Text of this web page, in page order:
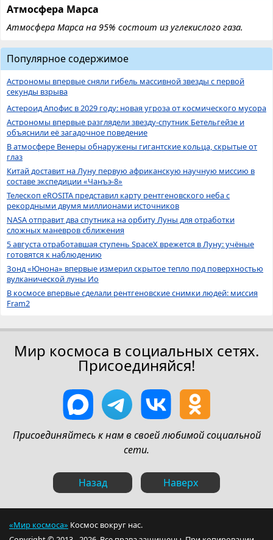
Атмосфера Марса
Атмосфера Марса на 95% состоит из углекислого газа.
Популярное содержимое
Астрономы впервые сняли гибель массивной звезды с первой
секунды взрыва
Астероид Апофис в 2029 году: новая угроза от космического мусора
Астрономы впервые разглядели звезду-спутник Бетельгейзе и
объяснили её загадочное поведение
В атмосфере Венеры обнаружены гигантские кольца, скрытые от
глаз
Китай доставит на Луну первую африканскую научную миссию в
составе экспедиции «Чанъэ-8»
Телескоп eROSITA представил карту рентгеновского неба с
рекордными двумя миллионами источников
NASA отправит два спутника на орбиту Луны для отработки
сложных маневров сближения
5 августа отработавшая ступень SpaceX врежется в Луну: учёные
готовятся к наблюдению
Зонд «Юнона» впервые измерил скрытое тепло под поверхностью
вулканической луны Ио
В космосе впервые сделали рентгеновские снимки людей: миссия
Fram2
Мир космоса в социальных сетях.
Присоединяйся!
Присоединяйтесь к нам в своей любимой социальной
сети.
Назад Наверх
«Мир космоса» Космос вокруг нас.